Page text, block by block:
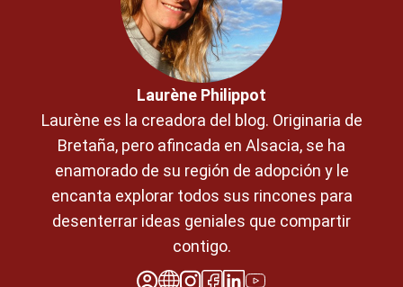
Laurène Philippot
Laurène es la creadora del blog. Originaria de
Bretaña, pero afincada en Alsacia, se ha
enamorado de su región de adopción y le
encanta explorar todos sus rincones para
desenterrar ideas geniales que compartir
contigo.